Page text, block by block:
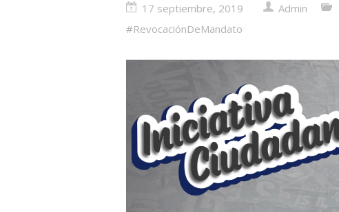
17 septiembre, 2019 Admin
#RevocaciónDeMandato